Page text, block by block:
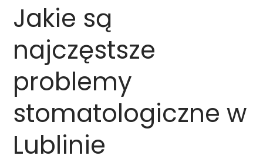
Jakie są
najczęstsze
problemy
stomatologiczne w
Lublinie